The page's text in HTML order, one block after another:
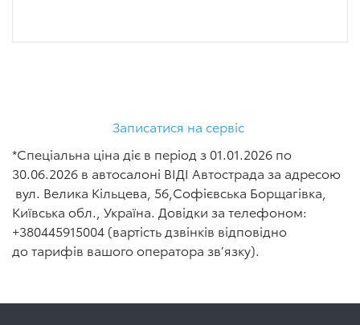
Записатися на сервіс
*Спеціальна ціна діє в період з 01.01.2026 по
30.06.2026 в автосалоні ВІДІ Автострада за адресою
вул. Велика Кільцева, 56,Софієвська Борщагівка,
Київська обл., Україна. Довідки за телефоном:
+380445915004 (вартість дзвінків відповідно
до тарифів вашого оператора зв’язку).